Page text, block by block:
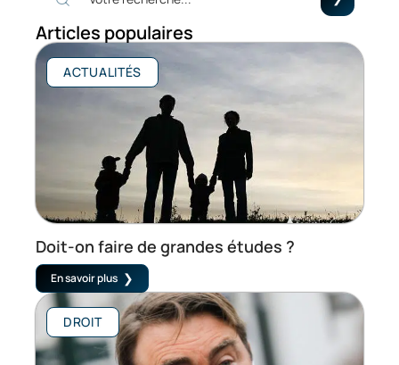
Articles populaires
ACTUALITÉS
Doit-on faire de grandes études ?
En savoir plus
DROIT